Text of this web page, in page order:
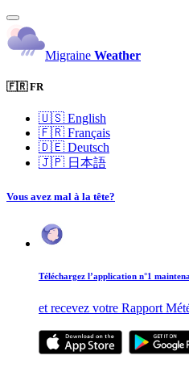
Migraine Weather
🇫🇷 FR
🇺🇸 English
🇫🇷 Français
🇩🇪 Deutsch
🇯🇵 日本語
Vous avez mal à la tête?
Téléchargez l’application n°1
et recevez votre Rapport